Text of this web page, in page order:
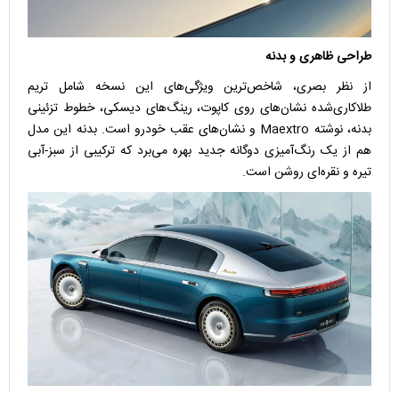
طراحی ظاهری و بدنه
از نظر بصری، شاخص‌ترین ویژگی‌های این نسخه شامل تریم
طلاکاری‌شده نشان‌های روی کاپوت، رینگ‌های دیسکی، خطوط تزئینی
بدنه، نوشته Maextro و نشان‌های عقب خودرو است. بدنه این مدل
هم از یک رنگ‌آمیزی دوگانه جدید بهره می‌برد که ترکیبی از سبز-آبی
تیره و نقره‌ای روشن است.